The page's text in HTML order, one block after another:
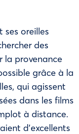
ses oreilles
des
la provenance
grâce à la
qui agissent
dans les films
à distance.
d’excellents